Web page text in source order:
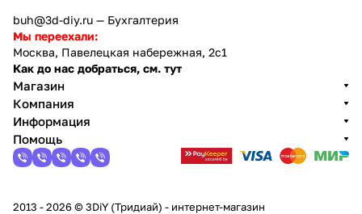
buh@3d-diy.ru — Бухгалтерия
Мы переехали:
Москва, Павелецкая набережная, 2с1
Как до нас добраться, см. тут
Магазин
Компания
Информация
Помощь
2013 - 2026 © 3DiY (Тридиай) - интернет-магазин